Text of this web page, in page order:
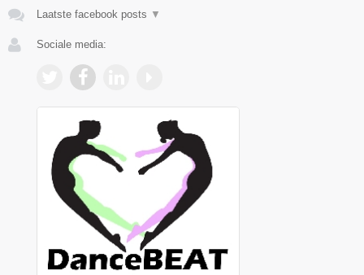
Laatste facebook posts ▼
Sociale media: